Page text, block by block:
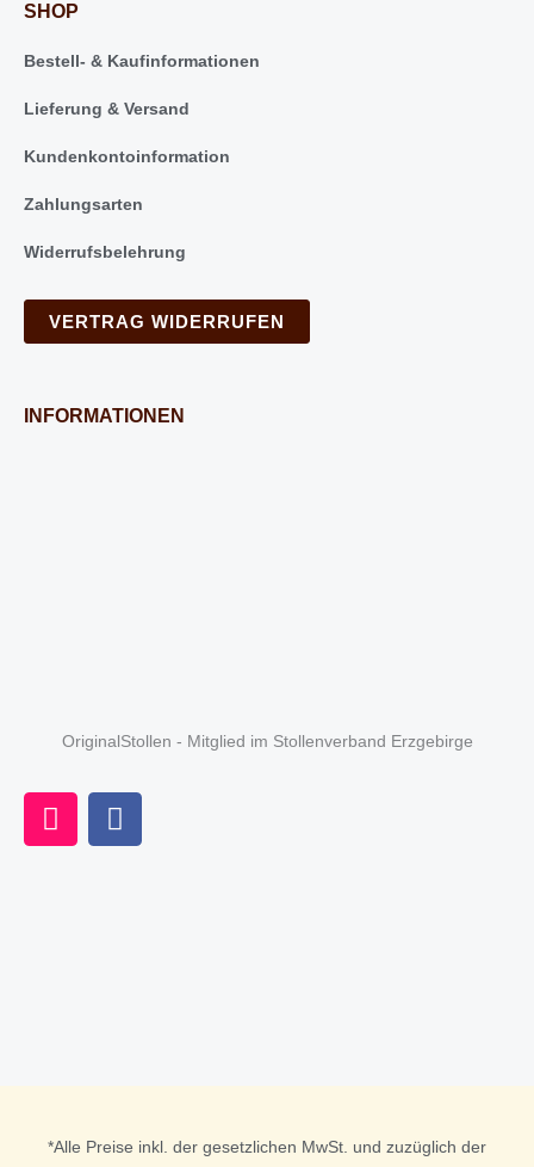
SHOP
Bestell- & Kaufinformationen
Lieferung & Versand
Kundenkontoinformation
Zahlungsarten
Widerrufsbelehrung
VERTRAG WIDERRUFEN
INFORMATIONEN
OriginalStollen - Mitglied im Stollenverband Erzgebirge
I
n
F
a
*Alle Preise inkl. der gesetzlichen MwSt. und zuzüglich der